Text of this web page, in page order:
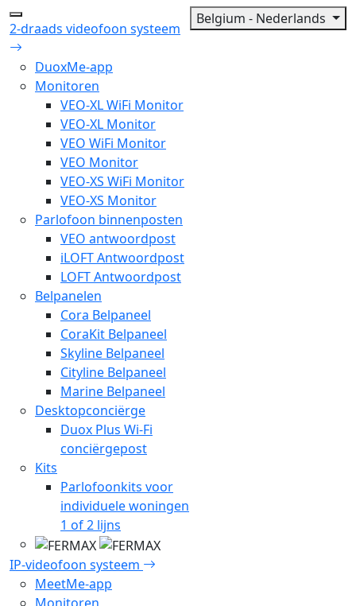
Belgium - Nederlands
2-draads videofoon systeem
DuoxMe-app
Monitoren
VEO-XL WiFi Monitor
VEO-XL Monitor
VEO WiFi Monitor
VEO Monitor
VEO-XS WiFi Monitor
VEO-XS Monitor
Parlofoon binnenposten
VEO antwoordpost
iLOFT Antwoordpost
LOFT Antwoordpost
Belpanelen
Cora Belpaneel
CoraKit Belpaneel
Skyline Belpaneel
Cityline Belpaneel
Marine Belpaneel
Desktopconciërge
Duox Plus Wi-Fi
conciërgepost
Kits
Parlofoonkits voor
individuele woningen
1 of 2 lijns
IP-videofoon systeem
MeetMe-app